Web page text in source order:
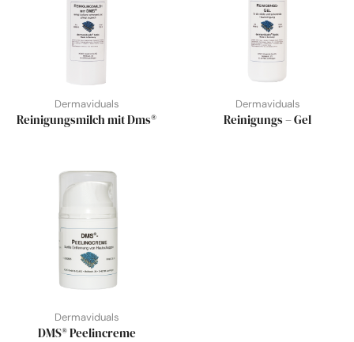
Dermaviduals
Reinigungsmilch mit Dms®
Dermaviduals
Reinigungs – Gel
Dermaviduals
DMS® Peelincreme